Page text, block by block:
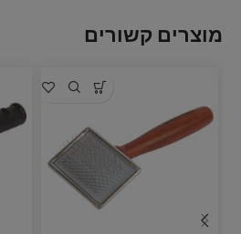
מוצרים קשורים